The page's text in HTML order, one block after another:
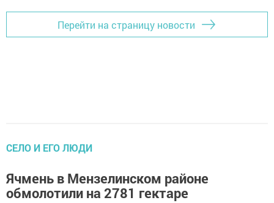
Перейти на страницу новости
СЕЛО И ЕГО ЛЮДИ
Ячмень в Мензелинском районе
обмолотили на 2781 гектаре